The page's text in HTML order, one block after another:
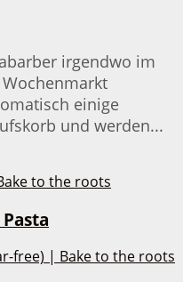
irgendwo im
einige
und werden...